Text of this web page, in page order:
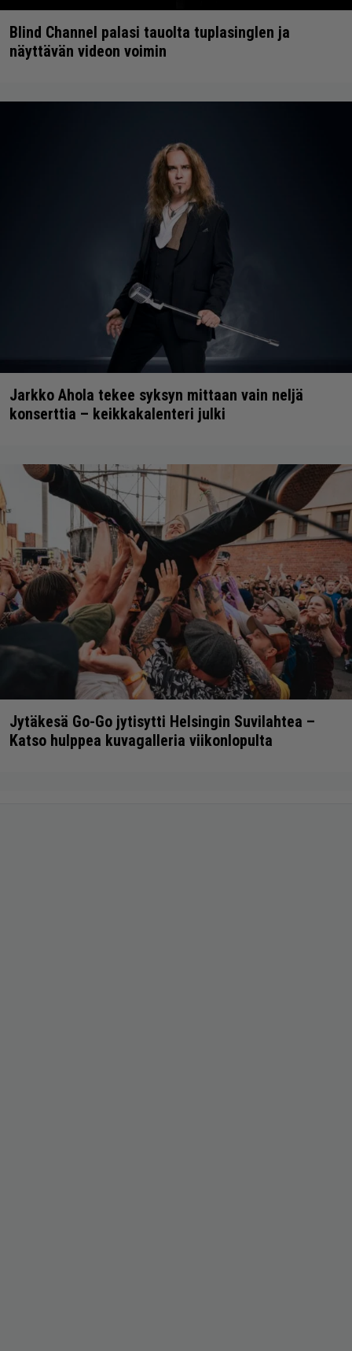
Blind Channel palasi tauolta tuplasinglen ja
näyttävän videon voimin
Jarkko Ahola tekee syksyn mittaan vain neljä
konserttia – keikkakalenteri julki
Jytäkesä Go-Go jytisytti Helsingin Suvilahtea –
Katso hulppea kuvagalleria viikonlopulta